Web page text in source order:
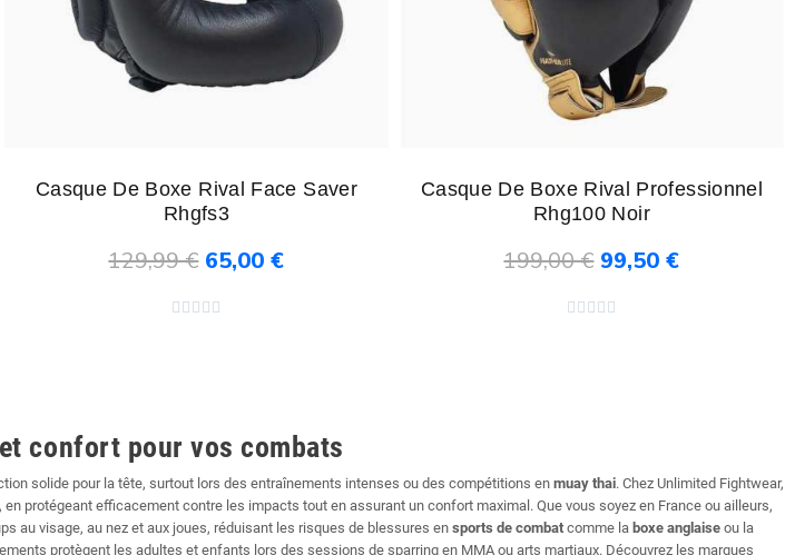
Casque De Boxe Rival Face Saver
Rhgfs3
129,99 € 65,00 €
    
Casque De Boxe Rival Professionnel
Rhg100 Noir
199,00 € 99,50 €
    
confort pour vos combats
solide pour la tête, surtout lors des entraînements intenses ou des compétitions enmuay thai. Chez Unlimited Fightwear,
protégeant efficacement contre les impacts tout en assurant un confort maximal. Que vous soyez en France ou ailleurs,
au visage, au nez et aux joues, réduisant les risques de blessures en sports de combatcomme la boxe anglaiseou la
protègent les adultes et enfants lors des sessions de sparring en MMA ou arts martiaux. Découvrez les marques